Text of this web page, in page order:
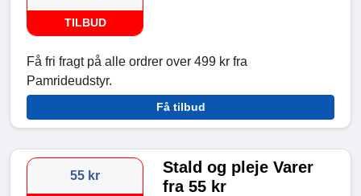
TILBUD
Få fri fragt på alle ordrer over 499 kr fra
Pamrideudstyr.
Få tilbud
55 kr
Stald og pleje Varer
fra 55 kr